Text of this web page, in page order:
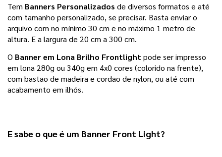
Tem Banners Personalizados de diversos formatos e até
com tamanho personalizado, se precisar. Basta enviar o
arquivo com no mínimo 30 cm e no máximo 1 metro de
altura. E a largura de 20 cm a 300 cm.
O Banner em Lona Brilho Frontlight pode ser impresso
em lona 280g ou 340g em 4x0 cores (colorido na frente),
com bastão de madeira e cordão de nylon, ou até com
acabamento em ilhós.
E sabe o que é um Banner Front Light?